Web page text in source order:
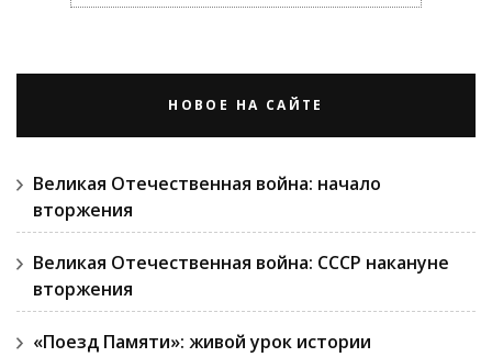
НОВОЕ НА САЙТЕ
Великая Отечественная война: начало
вторжения
Великая Отечественная война: СССР накануне
вторжения
«Поезд Памяти»: живой урок истории